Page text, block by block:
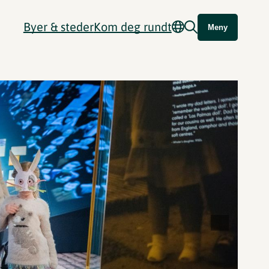
Byer & stederKom deg rundt Meny